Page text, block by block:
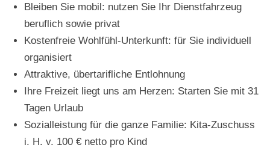
Bleiben Sie mobil: nutzen Sie Ihr Dienstfahrzeug
beruflich sowie privat
Kostenfreie Wohlfühl-Unterkunft: für Sie individuell
organisiert
Attraktive, übertarifliche Entlohnung
Ihre Freizeit liegt uns am Herzen: Starten Sie mit 31
Tagen Urlaub
Sozialleistung für die ganze Familie: Kita-Zuschuss
i. H. v. 100 € netto pro Kind